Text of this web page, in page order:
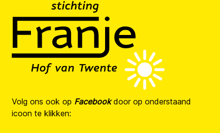
Volg ons ook op Facebookdoor op onderstaand
icoon te klikken: